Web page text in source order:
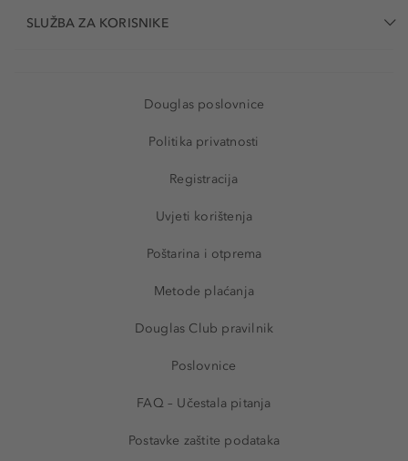
SLUŽBA ZA KORISNIKE
Douglas poslovnice
Politika privatnosti
Registracija
Uvjeti korištenja
Poštarina i otprema
Metode plaćanja
Douglas Club pravilnik
Poslovnice
FAQ – Učestala pitanja
Postavke zaštite podataka